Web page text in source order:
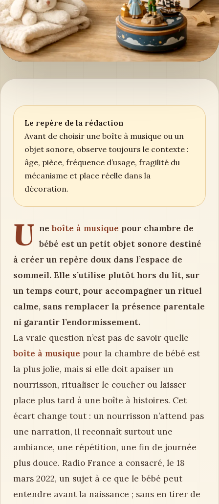
Le repère de la rédaction
Avant de choisir une boîte à musique ou un
objet sonore, observe toujours le contexte :
âge, pièce, fréquence d’usage, fragilité du
mécanisme et place réelle dans la
décoration.
U neboîte à musique pour chambre de
bébé est un petit objet sonore destiné
à créer un repère doux dans l’espace de
sommeil. Elle s’utilise plutôt hors du lit, sur
un temps court, pour accompagner un rituel
calme, sans remplacer la présence parentale
ni garantir l’endormissement.
La vraie question n’est pas de savoir quelle
boîte à musique pour la chambre de bébé est
la plus jolie, mais si elle doit apaiser un
nourrisson, ritualiser le coucher ou laisser
place plus tard à une boîte à histoires. Cet
écart change tout : un nourrisson n’attend pas
une narration, il reconnaît surtout une
ambiance, une répétition, une fin de journée
plus douce. Radio France a consacré, le 18
mars 2022, un sujet à ce que le bébé peut
entendre avant la naissance ; sans en tirer de